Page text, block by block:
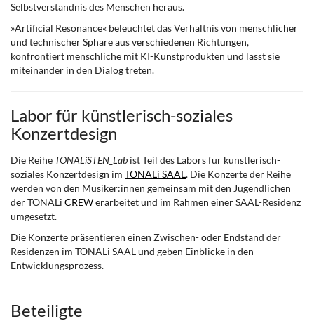
Selbstverständnis des Menschen heraus.
»Artificial Resonance« beleuchtet das Verhältnis von menschlicher
und technischer Sphäre aus verschiedenen Richtungen,
konfrontiert menschliche mit KI-Kunstprodukten und lässt sie
miteinander in den Dialog treten.
Labor für künstlerisch-soziales
Konzertdesign
Die Reihe TONALiSTEN_Lab ist Teil des Labors für künstlerisch-
soziales Konzertdesign im TONALi SAAL. Die Konzerte der Reihe
werden von den Musiker:innen gemeinsam mit den Jugendlichen
der TONALi CREWerarbeitet und im Rahmen einer SAAL-Residenz
umgesetzt.
Die Konzerte präsentieren einen Zwischen- oder Endstand der
Residenzen im TONALi SAAL und geben Einblicke in den
Entwicklungsprozess.
Beteiligte